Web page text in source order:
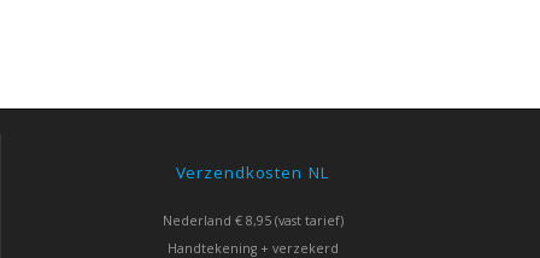
Verzendkosten NL
Nederland € 8,95 (vast tarief)
Handtekening + verzekerd